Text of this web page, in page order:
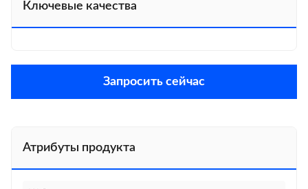
Ключевые качества
Запросить сейчас
Атрибуты продукта